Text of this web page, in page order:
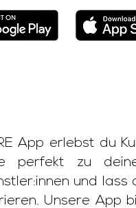
App erlebst du
perfekt zu
und lass
Unsere App